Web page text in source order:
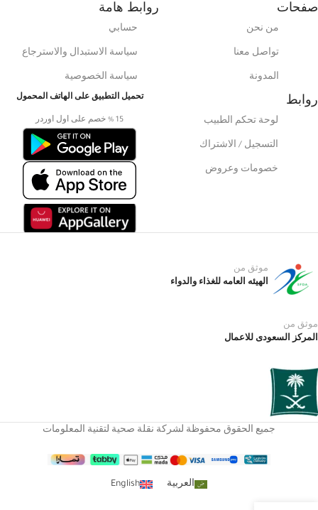
صفحات
من نحن
تواصل معنا
المدونة
روابط
لوحة تحكم الطبيب
التسجيل / الاشتراك
خصومات وعروض
روابط هامة
حسابي
سياسة الاستبدال والاسترجاع
سياسة الخصوصية
تحميل التطبيق على الهاتف المحمول
15 % خصم على اول اوردر
موثق من
الهيئه العامه للغذاء والدواء
موثق من
المركز السعودى للاعمال
جميع الحقوق محفوظة لشركة نقلة صحية لتقنية المعلومات
العربية English